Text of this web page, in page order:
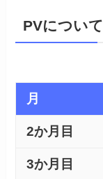
PVについて
月
2か月目
3か月目